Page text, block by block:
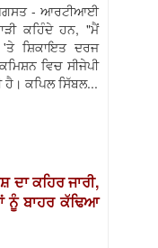
- ਆਰਟੀਆਈ
ਕਹਿੰਦੇ ਹਨ, "ਮੈਂ
'ਤੇ ਸ਼ਿਕਾਇਤ ਦਰਜ
ਵਿਚ ਸੀਜੇਪੀ
ਹੈ। ਕਪਿਲ ਸਿੱਬਲ...
ਦਾ ਕਹਿਰ ਜਾਰੀ,
ਨੂੰ ਬਾਹਰ ਕੱਢਿਆ